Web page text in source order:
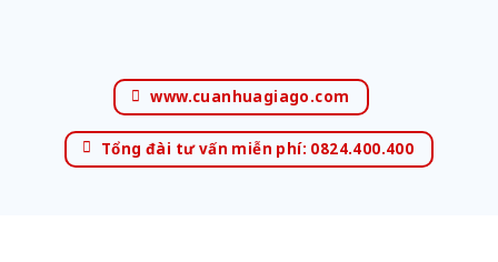
www.cuanhuagiago.com
Tổng đài tư vấn miễn phí: 0824.400.400